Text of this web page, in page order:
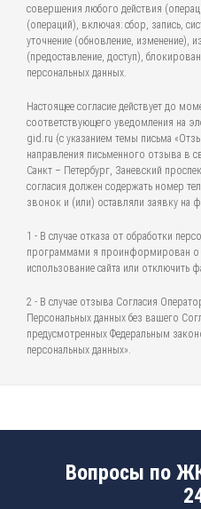
совершения любого действия
(операций), включая: сбор, запись,
уточнение (обновление, изменение),
(предоставление, доступ),
персональных данных.
Настоящее согласие действует до
соответствующего уведомления на
gid.ru (с указанием темы письма
направления письменного отзыва в
Санкт – Петербург, Заневский
согласия должен содержать номер
звонок и (или) оставляли заявку на
1 - В случае отказа от обработки
программами я проинформирован о
использование сайта или отключить
2 - В случае отзыва Согласия
Персональных данных без вашего
предусмотренных Федеральным
персональных данных».
Вопросы по